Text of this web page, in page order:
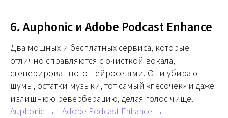
6. Auphonic и Adobe Podcast Enhance
Два мощных и бесплатных сервиса, которые
отлично справляются с очисткой вокала,
сгенерированного нейросетями. Они убирают
шумы, остатки музыки, тот самый «песочек» и даже
излишнюю реверберацию, делая голос чище.
Auphonic → | Adobe Podcast Enhance →